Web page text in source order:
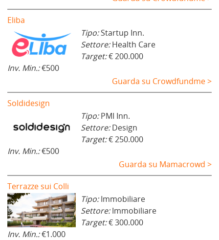
Eliba
Tipo:Startup Inn.
Settore:Health Care
Target:€ 200.000
Inv. Min.:€500
Guarda su Crowdfundme >
Soldidesign
Tipo:PMI Inn.
Settore:Design
Target:€ 250.000
Inv. Min.:€500
Guarda su Mamacrowd >
Terrazze sui Colli
Tipo:Immobiliare
Settore:Immobiliare
Target:€ 300.000
Inv. Min.:€1.000